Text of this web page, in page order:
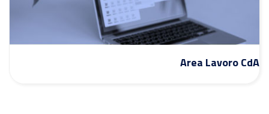
Area Lavoro CdA